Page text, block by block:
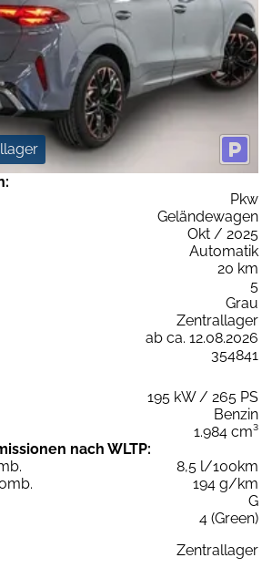
Pkw
Geländewagen
Okt / 2025
Automatik
20 km
5
Grau
Zentrallager
ab ca. 12.08.2026
354841
195 kW / 265 PS
Benzin
1.984 cm³
nach WLTP:
8,5 l/100km
194 g/km
G
4 (Green)
Zentrallager